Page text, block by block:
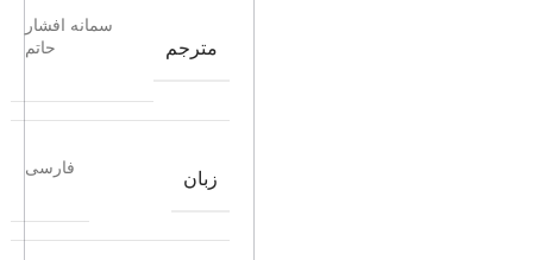
مترجم
سمانه افشار
حاتم
زبان
فارسی